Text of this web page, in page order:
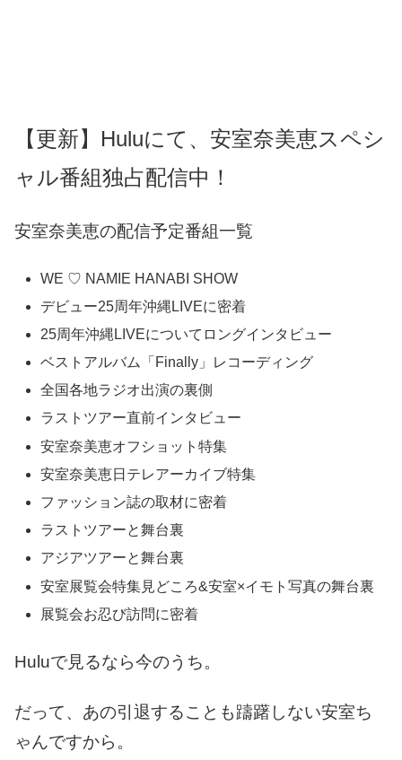
【更新】Huluにて、安室奈美恵スペシ
ャル番組独占配信中！
安室奈美恵の配信予定番組一覧
WE ♡ NAMIE HANABI SHOW
デビュー25周年沖縄LIVEに密着
25周年沖縄LIVEについてロングインタビュー
ベストアルバム「Finally」レコーディング
全国各地ラジオ出演の裏側
ラストツアー直前インタビュー
安室奈美恵オフショット特集
安室奈美恵日テレアーカイブ特集
ファッション誌の取材に密着
ラストツアーと舞台裏
アジアツアーと舞台裏
安室展覧会特集見どころ&安室×イモト写真の舞台裏
展覧会お忍び訪問に密着
Huluで見るなら今のうち。
だって、あの引退することも躊躇しない安室ち
ゃんですから。